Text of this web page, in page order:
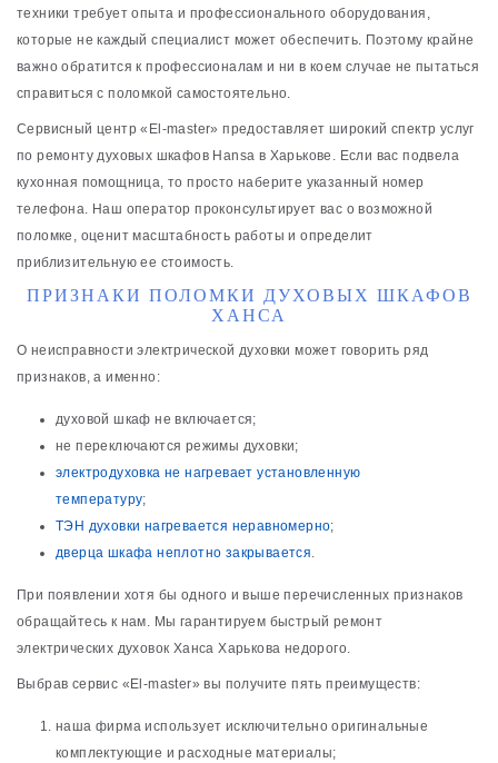
техники требует опыта и профессионального оборудования,
которые не каждый специалист может обеспечить. Поэтому крайне
важно обратится к профессионалам и ни в коем случае не пытаться
справиться с поломкой самостоятельно.
Сервисный центр «El-master» предоставляет широкий спектр услуг
по ремонту духовых шкафов Hansa в Харькове. Если вас подвела
кухонная помощница, то просто наберите указанный номер
телефона. Наш оператор проконсультирует вас о возможной
поломке, оценит масштабность работы и определит
приблизительную ее стоимость.
ПРИЗНАКИ ПОЛОМКИ ДУХОВЫХ ШКАФОВ
ХАНСА
О неисправности электрической духовки может говорить ряд
признаков, а именно:
духовой шкаф не включается;
не переключаются режимы духовки;
электродуховка не нагревает установленную
температуру;
ТЭН духовки нагревается неравномерно;
дверца шкафа неплотно закрывается.
При появлении хотя бы одного и выше перечисленных признаков
обращайтесь к нам. Мы гарантируем быстрый ремонт
электрических духовок Ханса Харькова недорого.
Выбрав сервис «El-master» вы получите пять преимуществ:
наша фирма использует исключительно оригинальные
комплектующие и расходные материалы;